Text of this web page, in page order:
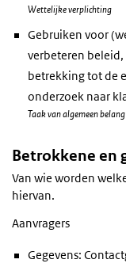
Wettelijke verplichting
Gebruiken voor
verbeteren
betrekking tot de
onderzoek naar
Taak van algemeen belang
Betrokkene en
Van wie worden
hiervan.
Aanvragers
Gegevens: